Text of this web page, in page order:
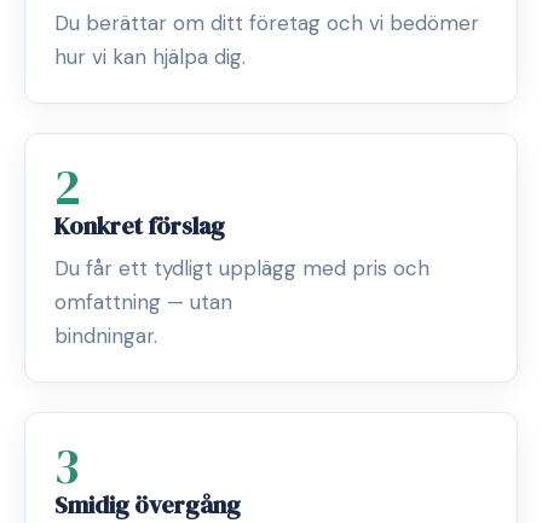
Du berättar om ditt företag och vi bedömer
hur vi kan hjälpa dig.
2
Konkret förslag
Du får ett tydligt upplägg med pris och
omfattning — utan
bindningar.
3
Smidig övergång